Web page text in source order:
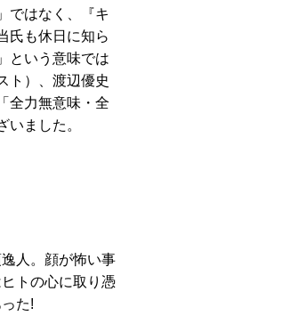
ではなく、『キ
氏も休日に知ら
という意味では
ト）、渡辺優史
全力無意味・全
ました。
人。顔が怖い事
トの心に取り憑
た!